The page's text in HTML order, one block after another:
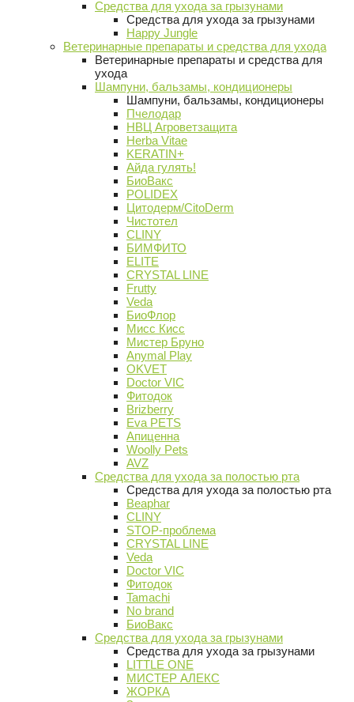
Средства для ухода за грызунами
Средства для ухода за грызунами
Happy Jungle
Ветеринарные препараты и средства для ухода
Ветеринарные препараты и средства для
ухода
Шампуни, бальзамы, кондиционеры
Шампуни, бальзамы, кондиционеры
Пчелодар
НВЦ Агроветзащита
Herba Vitae
KERATIN+
Айда гулять!
БиоВакс
POLIDEX
Цитодерм/CitoDerm
Чистотел
CLINY
БИМФИТО
ELITE
CRYSTAL LINE
Frutty
Veda
БиоФлор
Мисс Кисс
Мистер Бруно
Anymal Play
OKVET
Doctor VIC
Фитодок
Brizberry
Eva PETS
Апиценна
Woolly Pets
AVZ
Средства для ухода за полостью рта
Средства для ухода за полостью рта
Beaphar
CLINY
STOP-проблема
CRYSTAL LINE
Veda
Doctor VIC
Фитодок
Tamachi
No brand
БиоВакс
Средства для ухода за грызунами
Средства для ухода за грызунами
LITTLE ONE
МИСТЕР АЛЕКС
ЖОРКА